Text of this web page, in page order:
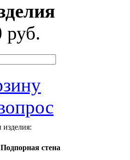
руб.
изделия:
Подпорная стена